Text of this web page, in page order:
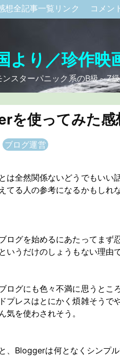
想全記事一覧リンク コメン
より／珍作映
スターパニック系のB級～Z
を使ってみた感
ブログ運営
は全然関係ないどうでもいい
てる人の参考になるかもしれ
ログを始めるにあたってまず
いうだけのしょうもない理由
ログにも色々不満に思うとこ
プレスはとにかく煩雑そうで
気を使わされそう。
、Bloggerは何となくシンプ